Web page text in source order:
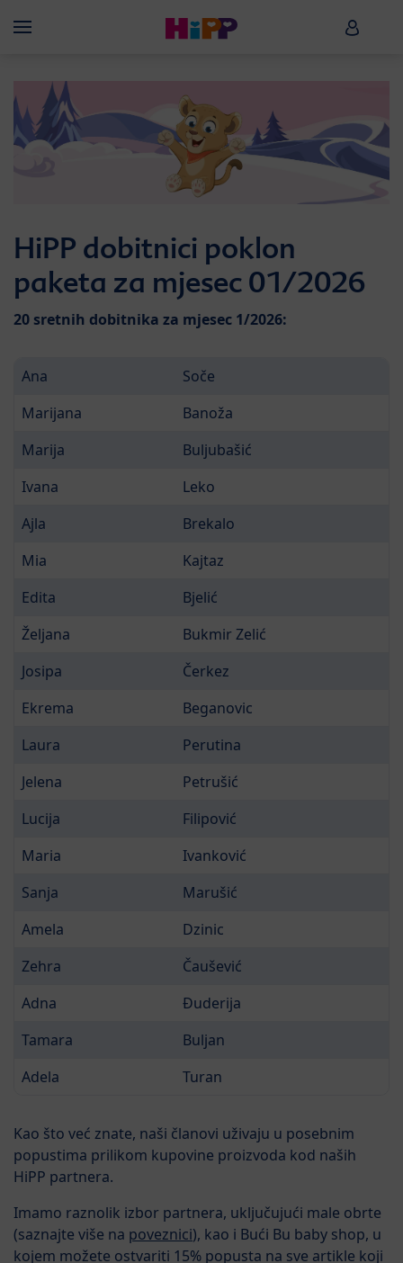
Menü HiPP
HiPP dobitnici poklon
paketa za mjesec 01/2026
20 sretnih dobitnika za mjesec 1/2026:
Ana
Soče
Marijana
Banoža
Marija
Buljubašić
Ivana
Leko
Ajla
Brekalo
Mia
Kajtaz
Edita
Bjelić
Željana
Bukmir Zelić
Josipa
Čerkez
Ekrema
Beganovic
Laura
Perutina
Jelena
Petrušić
Lucija
Filipović
Maria
Ivanković
Sanja
Marušić
Amela
Dzinic
Zehra
Čaušević
Adna
Ðuderija
Tamara
Buljan
Adela
Turan
Kao što već znate, naši članovi uživaju u posebnim
popustima prilikom kupovine proizvoda kod naših
HiPP partnera.
Imamo raznolik izbor partnera, uključujući male obrte
(saznajte više na poveznici), kao i Bući Bu baby shop, u
kojem možete ostvariti 15% popusta na sve artikle koji